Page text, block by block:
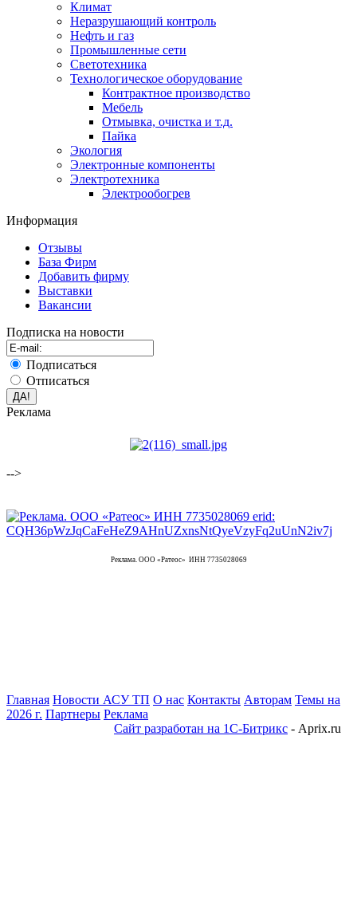
Климат
Неразрушающий контроль
Нефть и газ
Промышленные сети
Светотехника
Технологическое оборудование
Контрактное производство
Мебель
Отмывка, очистка и т.д.
Пайка
Экология
Электронные компоненты
Электротехника
Электрообогрев
Информация
Отзывы
База Фирм
Добавить фирму
Выставки
Вакансии
Подписка на новости
Подписаться
Отписаться
Реклама
-->
Реклама. ООО «Ратеос» ИНН 7735028069
Главная Новости АСУ ТП О нас Контакты Авторам Темы на
2026 г. Партнеры Реклама
Сайт разработан на 1С-Битрикс - Aprix.ru